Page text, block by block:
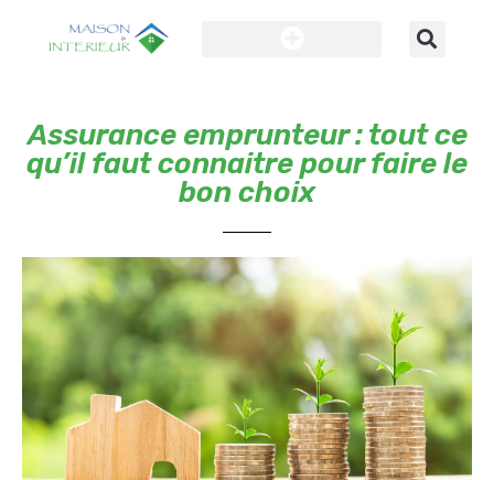
Assurance emprunteur : tout ce
qu’il faut connaitre pour faire le
bon choix